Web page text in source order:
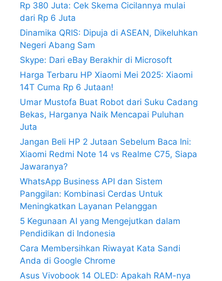
Rp 380 Juta: Cek Skema Cicilannya mulai
dari Rp 6 Juta
Dinamika QRIS: Dipuja di ASEAN, Dikeluhkan
Negeri Abang Sam
Skype: Dari eBay Berakhir di Microsoft
Harga Terbaru HP Xiaomi Mei 2025: Xiaomi
14T Cuma Rp 6 Jutaan!
Umar Mustofa Buat Robot dari Suku Cadang
Bekas, Harganya Naik Mencapai Puluhan
Juta
Jangan Beli HP 2 Jutaan Sebelum Baca Ini:
Xiaomi Redmi Note 14 vs Realme C75, Siapa
Jawaranya?
WhatsApp Business API dan Sistem
Panggilan: Kombinasi Cerdas Untuk
Meningkatkan Layanan Pelanggan
5 Kegunaan AI yang Mengejutkan dalam
Pendidikan di Indonesia
Cara Membersihkan Riwayat Kata Sandi
Anda di Google Chrome
Asus Vivobook 14 OLED: Apakah RAM-nya